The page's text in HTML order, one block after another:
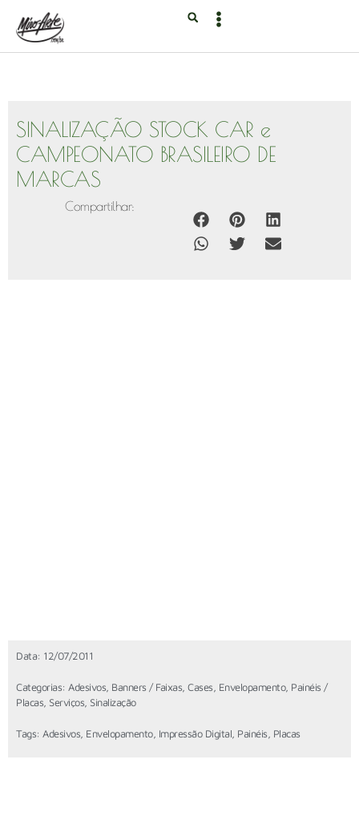
SINALIZAÇÃO STOCK CAR e
CAMPEONATO BRASILEIRO DE
MARCAS
Compartilhar:
Data: 12/07/2011
Categorias: Adesivos, Banners / Faixas, Cases, Envelopamento, Painéis /
Placas, Serviços, Sinalização
Tags: Adesivos, Envelopamento, Impressão Digital Painéis, Placas